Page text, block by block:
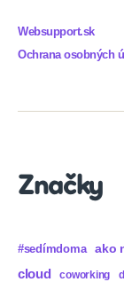
Websupport.sk
Ochrana osobných
Značky
#sedímdoma ako
cloud coworking